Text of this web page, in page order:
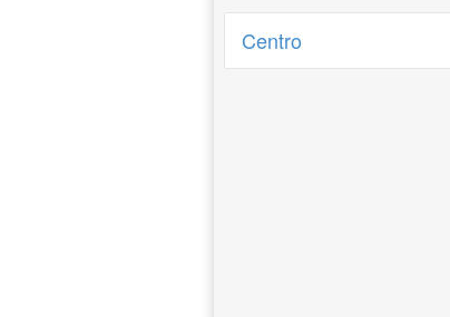
Centro